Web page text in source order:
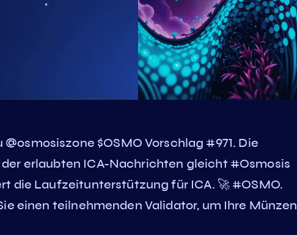
$OSMO Vorschlag #971. Die
erlaubten ICA-Nachrichten gleicht #Osmosis
die Laufzeitunterstützung für ICA. 🚀 #OSMO.
einen teilnehmenden Validator, um Ihre Münzen